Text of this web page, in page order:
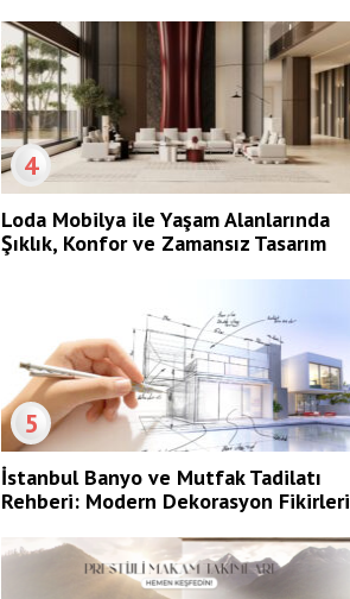
4
Loda Mobilya ile Yaşam Alanlarında
Şıklık, Konfor ve Zamansız Tasarım
5
İstanbul Banyo ve Mutfak Tadilatı
Rehberi: Modern Dekorasyon Fikirleri